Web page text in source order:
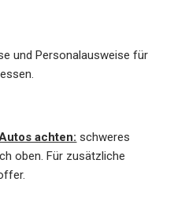
und Personalausweise für
achten: schweres
oben. Für zusätzliche